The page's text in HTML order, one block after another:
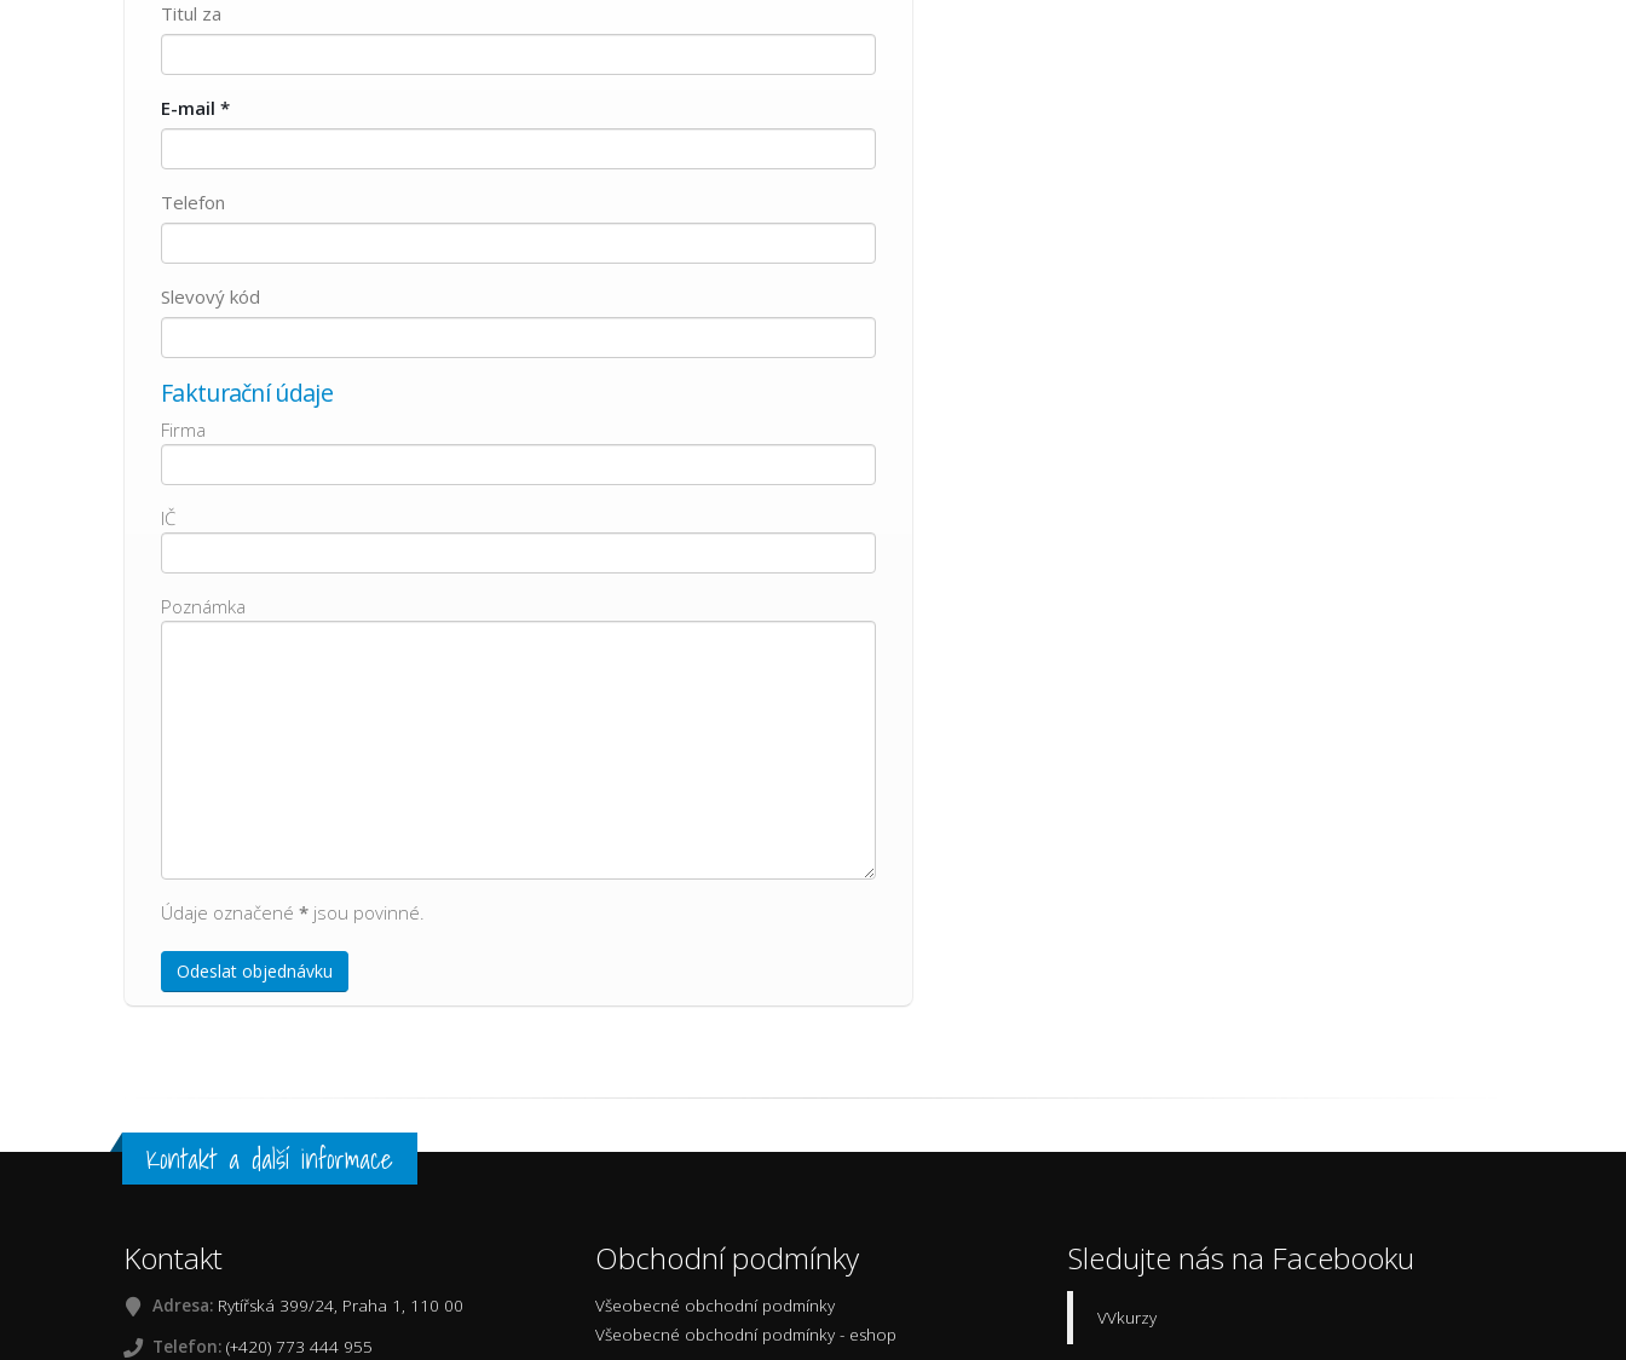
Titul za
E-mail *
Telefon
Slevový kód
Fakturační údaje
Firma
IČ
Poznámka
Údaje označené * jsou povinné.
Odeslat objednávku
Kontakt a další informace
Kontakt
Adresa: Rytířská 399/24, Praha 1, 110 00
Telefon: (+420) 773 444 955
Obchodní podmínky
Všeobecné obchodní podmínky
Všeobecné obchodní podmínky - eshop
Sledujte nás na Facebooku
VVkurzy